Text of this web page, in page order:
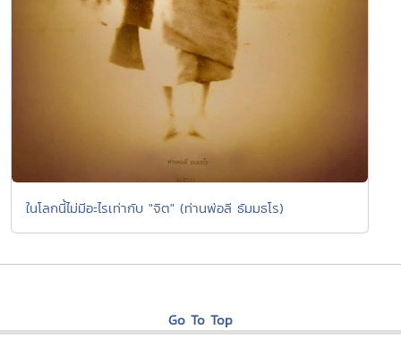
ในโลกนี้ไม่มีอะไรเท่ากับ "จิต" (ท่านพ่อลี ธัมมธโร)
Go To Top